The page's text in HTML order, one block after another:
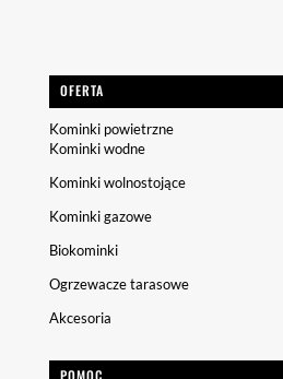
OFERTA
Kominki powietrzne
Kominki wodne
Kominki wolnostojące
Kominki gazowe
Biokominki
Ogrzewacze tarasowe
Akcesoria
POMOC